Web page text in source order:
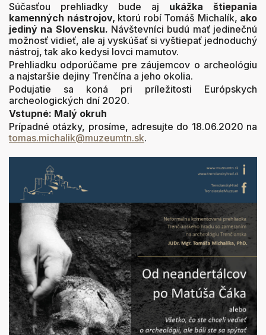
Súčasťou prehliadky bude aj ukážka štiepania
kamenných nástrojov, ktorú robí Tomáš Michalík, ako
jediný na Slovensku. Návštevníci budú mať jedinečnú
možnosť vidieť, ale aj vyskúšať si vyštiepať jednoduchý
nástroj, tak ako kedysi lovci mamutov.
Prehliadku odporúčame pre záujemcov o archeológiu
a najstaršie dejiny Trenčína a jeho okolia.
Podujatie sa koná pri príležitosti Európskych
archeologických dní 2020.
Vstupné: Malý okruh
Prípadné otázky, prosíme, adresujte do 18.06.2020 na
tomas.michalik@muzeumtn.sk.